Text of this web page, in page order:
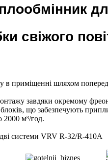
свіжого
в приміщенні шляхом
завдяки окремому
що забезпечують
2000 м³/год.
системи VRV R-32/R-410A